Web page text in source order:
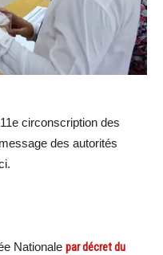
circonscription des
des autorités
Nationale par décret du